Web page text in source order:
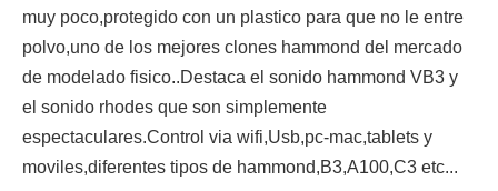
muy poco,protegido con un plastico para que no le entre
polvo,uno de los mejores clones hammond del mercado
de modelado fisico..Destaca el sonido hammond VB3 y
el sonido rhodes que son simplemente
espectaculares.Control via wifi,Usb,pc-mac,tablets y
moviles,diferentes tipos de hammond,B3,A100,C3 etc...